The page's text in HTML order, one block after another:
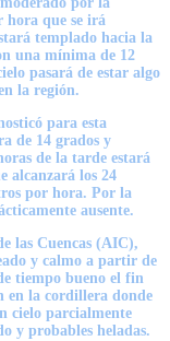
hora que se irá
templado hacia la
una mínima de 12
pasará de estar algo
la región.
para esta
de 14 grados y
de la tarde estará
alcanzará los 24
por hora. Por la
ausente.
las Cuencas (AIC),
y calmo a partir de
tiempo bueno el fin
en la cordillera donde
cielo parcialmente
y probables heladas.